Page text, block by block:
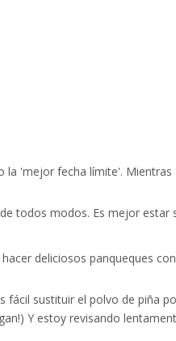
'mejor fecha límite'.
todos modos. Es mejor estar
deliciosos panqueques
sustituir el polvo de piña
Y estoy revisando